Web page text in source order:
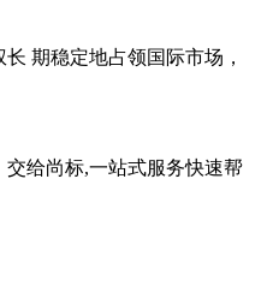
期稳定地占领国际市场，
交给尚标,一站式服务快速帮